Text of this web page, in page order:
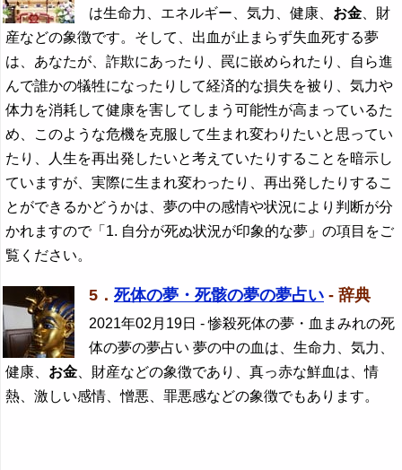
は生命力、エネルギー、気力、健康、 お金 、財
産などの象徴です。そして、出血が止まらず失血死する夢
は、あなたが、詐欺にあったり、罠に嵌められたり、自ら進
んで誰かの犠牲になったりして経済的な損失を被り、気力や
体力を消耗して健康を害してしまう可能性が高まっているた
め、このような危機を克服して生まれ変わりたいと思ってい
たり、人生を再出発したいと考えていたりすることを暗示し
ていますが、実際に生まれ変わったり、再出発したりするこ
とができるかどうかは、夢の中の感情や状況により判断が分
かれますので「1. 自分が死ぬ状況が印象的な夢」の項目をご
覧ください。
5． 死体の夢・死骸の夢の夢占い - 辞典
2021年02月19日 - 惨殺死体の夢・血まみれの死
体の夢の夢占い 夢の中の血は、生命力、気力、
健康、 お金 、財産などの象徴であり、真っ赤な鮮血は、情
熱、激しい感情、憎悪、罪悪感などの象徴でもあります。